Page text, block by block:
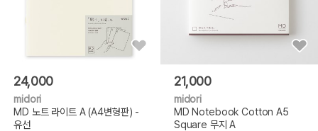
24,000
midori
MD 노트 라이트 A (A4변형판) -
유선
21,000
midori
MD Notebook Cotton A5
Square 무지 A